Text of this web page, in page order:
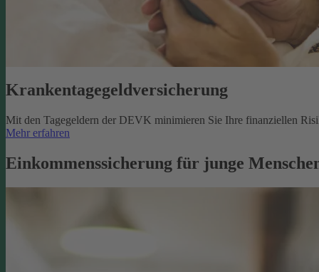
Krankentagegeldversicherung
Mit den Tagegeldern der DEVK minimieren Sie Ihre finanziellen
Mehr erfahren
Einkommenssicherung für junge